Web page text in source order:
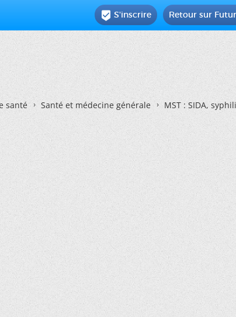
Retour sur
 S'inscrire
santé Santé et médecine générale MST : SIDA,